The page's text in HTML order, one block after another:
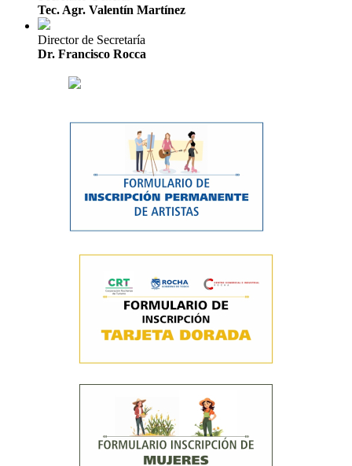
Tec. Agr. Valentín Martínez
Director de Secretaría
Dr. Francisco Rocca